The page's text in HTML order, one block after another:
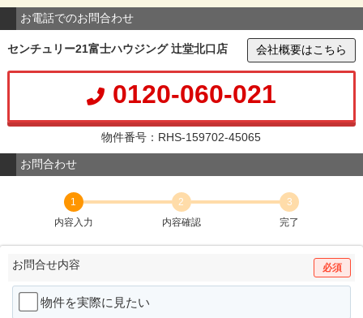
お電話でのお問合わせ
センチュリー21富士ハウジング 辻堂北口店 会社概要はこちら
0120-060-021
物件番号：RHS-159702-45065
お問合わせ
1
内容入力
2
内容確認
3
完了
お問合せ内容 必須
物件を実際に見たい